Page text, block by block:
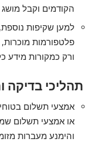
הקודמים וקבל
למען שקיפות נוספת,
פלטפורמות מוכרות,
ורק כמקורות מידע
תהליכי בדיקה
אמצעי תשלום
או אמצעי תשלום
והימנע מעברות